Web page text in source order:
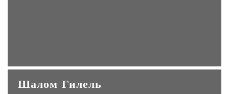
Шалом Гилель